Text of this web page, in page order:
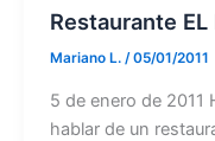
Restaurante EL
Mariano L. /05/01/2011
5 de enero de 2011
hablar de un